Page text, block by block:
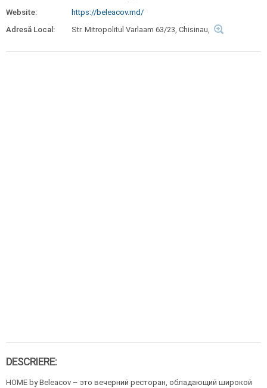
Website:
https://beleacov.md/
Adresă Local:
Str. Mitropolitul Varlaam 63/23, Chisinau,
DESCRIERE:
HOME by Beleacov – это вечерний ресторан, обладающий широкой